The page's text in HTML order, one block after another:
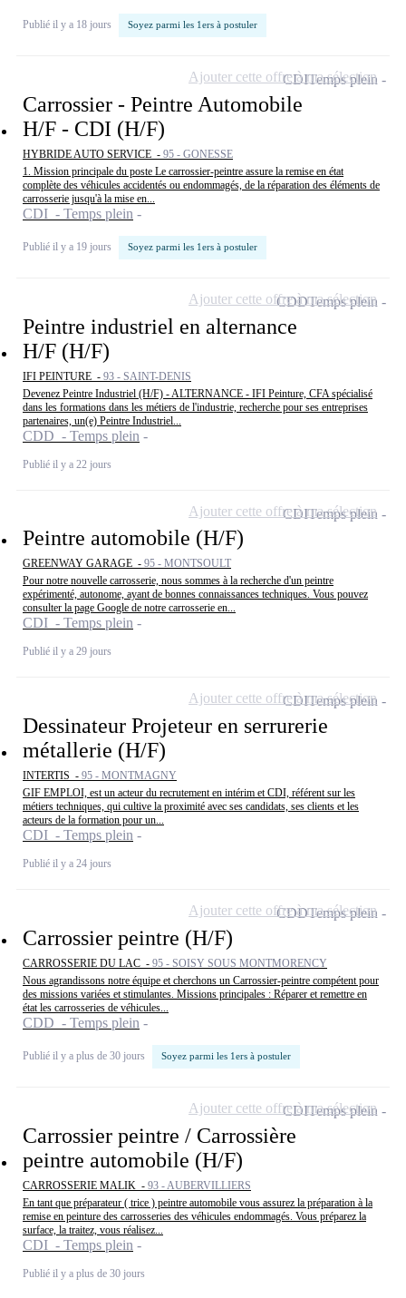
Publié il y a 18 jours Soyez parmi les 1ers à postuler
Carrossier - Peintre Automobile
H/F - CDI (H/F)
HYBRIDE AUTO SERVICE - 95 - GONESSE
1. Mission principale du poste Le carrossier-peintre assure la remise en état
complète des véhicules accidentés ou endommagés, de la réparation des éléments de
carrosserie jusqu'à la mise en...
CDI - Temps plein
Publié il y a 19 jours Soyez parmi les 1ers à postuler
CDITemps plein
Ajouter cette offre à ma sélection
Peintre industriel en alternance
H/F (H/F)
IFI PEINTURE - 93 - SAINT-DENIS
Devenez Peintre Industriel (H/F) - ALTERNANCE - IFI Peinture, CFA spécialisé
dans les formations dans les métiers de l'industrie, recherche pour ses entreprises
partenaires, un(e) Peintre Industriel...
CDD - Temps plein
Publié il y a 22 jours
CDDTemps plein
Ajouter cette offre à ma sélection
Peintre automobile (H/F)
GREENWAY GARAGE - 95 - MONTSOULT
Pour notre nouvelle carrosserie, nous sommes à la recherche d'un peintre
expérimenté, autonome, ayant de bonnes connaissances techniques. Vous pouvez
consulter la page Google de notre carrosserie en...
CDI - Temps plein
Publié il y a 29 jours
CDITemps plein
Ajouter cette offre à ma sélection
Dessinateur Projeteur en serrurerie
métallerie (H/F)
INTERTIS - 95 - MONTMAGNY
GIF EMPLOI, est un acteur du recrutement en intérim et CDI, référent sur les
métiers techniques, qui cultive la proximité avec ses candidats, ses clients et les
acteurs de la formation pour un...
CDI - Temps plein
Publié il y a 24 jours
CDITemps plein
Ajouter cette offre à ma sélection
Carrossier peintre (H/F)
CARROSSERIE DU LAC - 95 - SOISY SOUS MONTMORENCY
Nous agrandissons notre équipe et cherchons un Carrossier-peintre compétent pour
des missions variées et stimulantes. Missions principales : Réparer et remettre en
état les carrosseries de véhicules...
CDD - Temps plein
Publié il y a plus de 30 jours Soyez parmi les 1ers à postuler
CDDTemps plein
Ajouter cette offre à ma sélection
Carrossier peintre / Carrossière
peintre automobile (H/F)
CARROSSERIE MALIK - 93 - AUBERVILLIERS
En tant que préparateur ( trice ) peintre automobile vous assurez la préparation à la
remise en peinture des carrosseries des véhicules endommagés. Vous préparez la
surface, la traitez, vous réalisez...
CDI - Temps plein
Publié il y a plus de 30 jours
CDITemps plein
Ajouter cette offre à ma sélection